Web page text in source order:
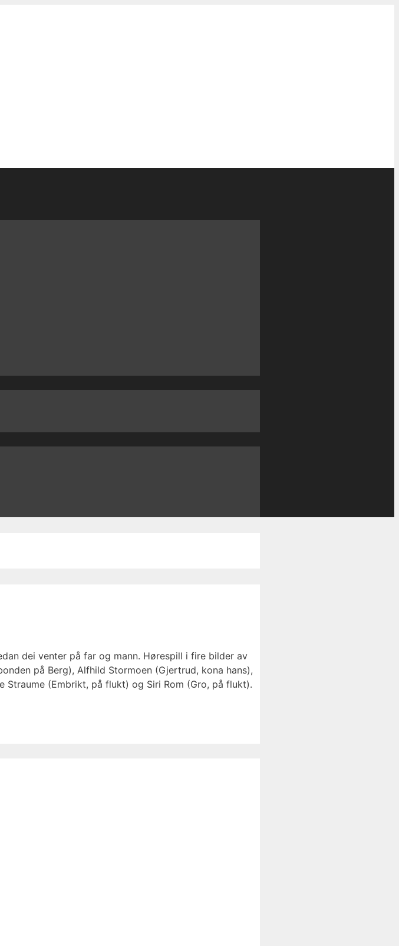
dei venter på far og mann. Hørespill i fire bilder av
på Berg), Alfhild Stormoen (Gjertrud, kona hans),
Straume (Embrikt, på flukt) og Siri Rom (Gro, på flukt).